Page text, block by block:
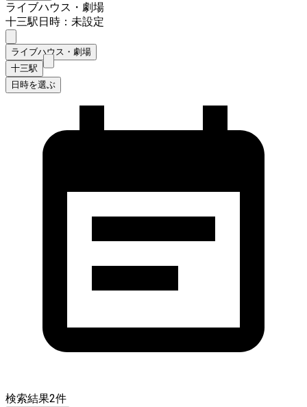
ライブハウス・劇場
十三駅日時：未設定
ライブハウス・劇場
十三駅
日時を選ぶ
検索結果2件